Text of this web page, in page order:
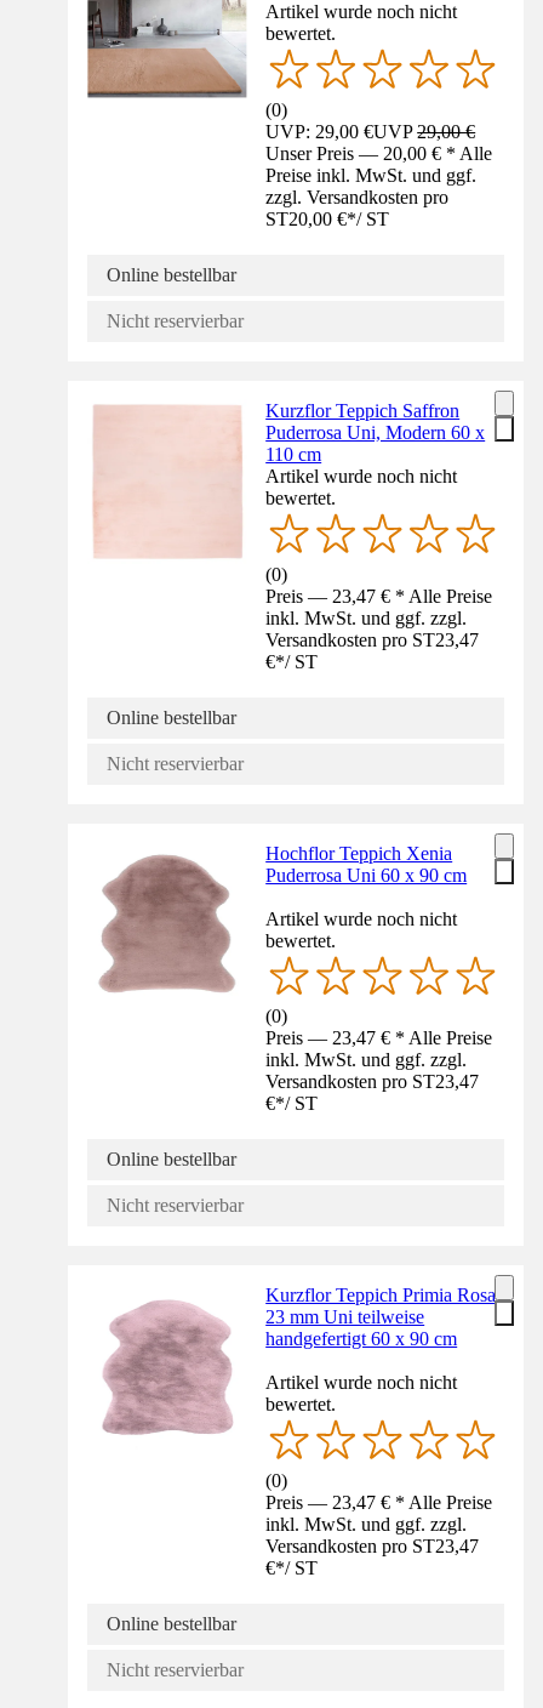
Artikel wurde noch nicht
bewertet.
(0)
UVP: 29,00 €UVP29,00 €
Unser Preis — 20,00 € * Alle
Preise inkl. MwSt. und ggf.
zzgl. Versandkosten pro
ST20,00 €*/ ST
Online bestellbar
Nicht reservierbar
Kurzflor Teppich Saffron
Puderrosa Uni, Modern 60 x
110 cm
Artikel wurde noch nicht
bewertet.
(0)
Preis — 23,47 € * Alle Preise
inkl. MwSt. und ggf. zzgl.
Versandkosten pro ST23,47
€*/ ST
Online bestellbar
Nicht reservierbar
Hochflor Teppich Xenia
Puderrosa Uni 60 x 90 cm
Artikel wurde noch nicht
bewertet.
(0)
Preis — 23,47 € * Alle Preise
inkl. MwSt. und ggf. zzgl.
Versandkosten pro ST23,47
€*/ ST
Online bestellbar
Nicht reservierbar
Kurzflor Teppich Primia Rosa
23 mm Uni teilweise
handgefertigt 60 x 90 cm
Artikel wurde noch nicht
bewertet.
(0)
Preis — 23,47 € * Alle Preise
inkl. MwSt. und ggf. zzgl.
Versandkosten pro ST23,47
€*/ ST
Online bestellbar
Nicht reservierbar